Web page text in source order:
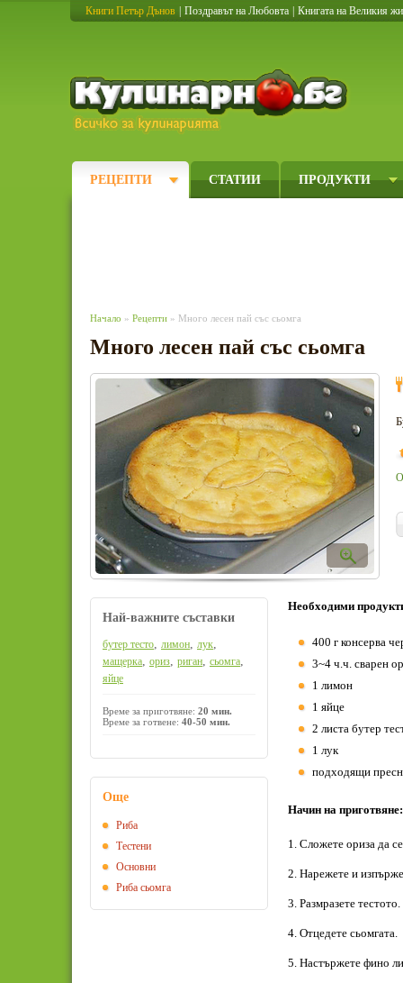
Книги Петър Дънов Поздравът на Любовта Книгата на Великия
РЕЦЕПТИ СТАТИИ ПРОДУКТИ
Начало » Рецепти » Много лесен пай със сьомга
Много лесен пай със сьомга
Необходими
400 г консерва
3~4 ч.ч. сварен
1 лимон
1 яйце
2 листа бутер
1 лук
подходящи
Начин на приготвяне:
1. Сложете ориза да
2. Нарежете и
3. Размразете тестото.
4. Отцедете сьомгата.
5. Настържете фино
Най-важните съставки
бутер тесто, лимон, лук,
мащерка, ориз, риган, сьомга,
яйце
Време за приготвяне: 20 мин.
Време за готвене: 40-50 мин.
Още
Риба
Тестени
Основни
Риба сьомга